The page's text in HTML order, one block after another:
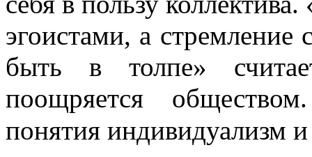
эгоистами, а стремление
быть в толпе»
поощряется
понятия индивидуализм